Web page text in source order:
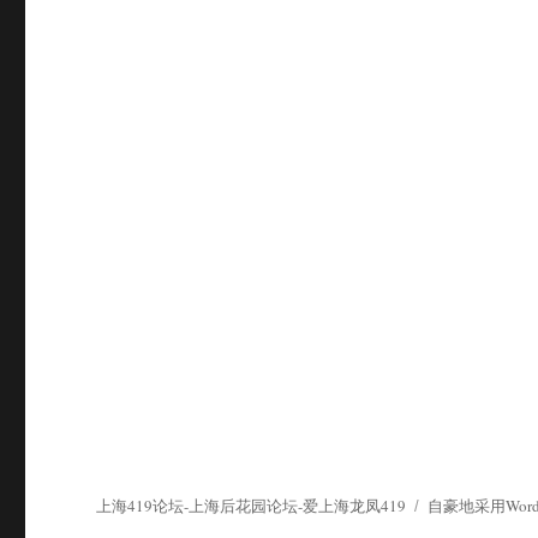
上海419论坛-上海后花园论坛-爱上海龙凤419 自豪地采用